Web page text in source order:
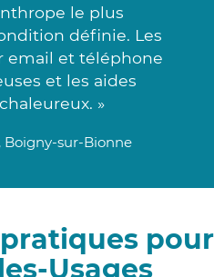
le plus
définie. Les
email et téléphone
et les aides
»
Boigny-sur-Bionne
pour
Usages